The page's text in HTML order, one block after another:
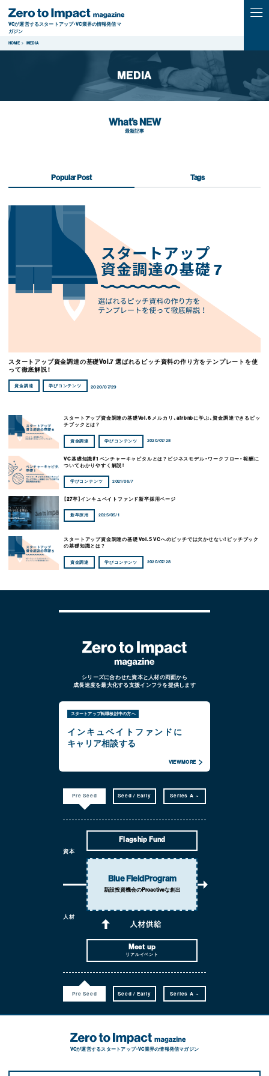
VCが運営するスタートアップ・VC業界の情報発信マ
ガジン
HOME MEDIA
MEDIA
What’s NEW
最新記事
Popular Post Tags
スタートアップ資金調達の基礎Vol.7 選ばれるピッチ資料の作り方をテンプレートを使
って徹底解説！
資金調達 学びコンテンツ 2020/07/29
スタートアップ資金調達の基礎Vol.6 メルカリ、airbnbに学ぶ、資金調達できるピッ
チブックとは？
資金調達 学びコンテンツ 2020/07/28
VC基礎知識#1 ベンチャーキャピタルとは？ビジネスモデル・ワークフロー・報酬に
ついてわかりやすく解説！
学びコンテンツ 2021/06/7
【27卒】インキュベイトファンド新卒採用ページ
新卒採用 2025/05/1
スタートアップ資金調達の基礎 Vol.5 VCへのピッチでは欠かせない！ピッチブック
の基礎知識とは？
資金調達 学びコンテンツ 2020/07/28
シリーズに合わせた資本と人材の両面から
成長速度を最大化する支援インフラを提供します
スタートアップ転職検討中の方へ
インキュベイトファンドに
キャリア相談する
VIEW MORE
資本
人材
Pre Seed Seed / Early Series A ~
Flagship Fund
Blue FieldProgram
新設投資機会のProactiveな創出
Meet up
リアルイベント
Pre Seed Seed / Early Series A ~
VCが運営するスタートアップ・VC業界の情報発信マガジン